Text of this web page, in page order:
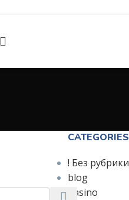
CATEGORIES
! Без рубрики
blog
Casino